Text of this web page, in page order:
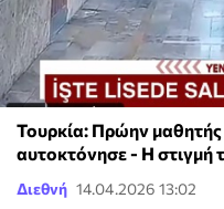
Τουρκία: Πρώην μαθητής
αυτοκτόνησε - Η στιγμή
Διεθνή 14.04.2026 13:02